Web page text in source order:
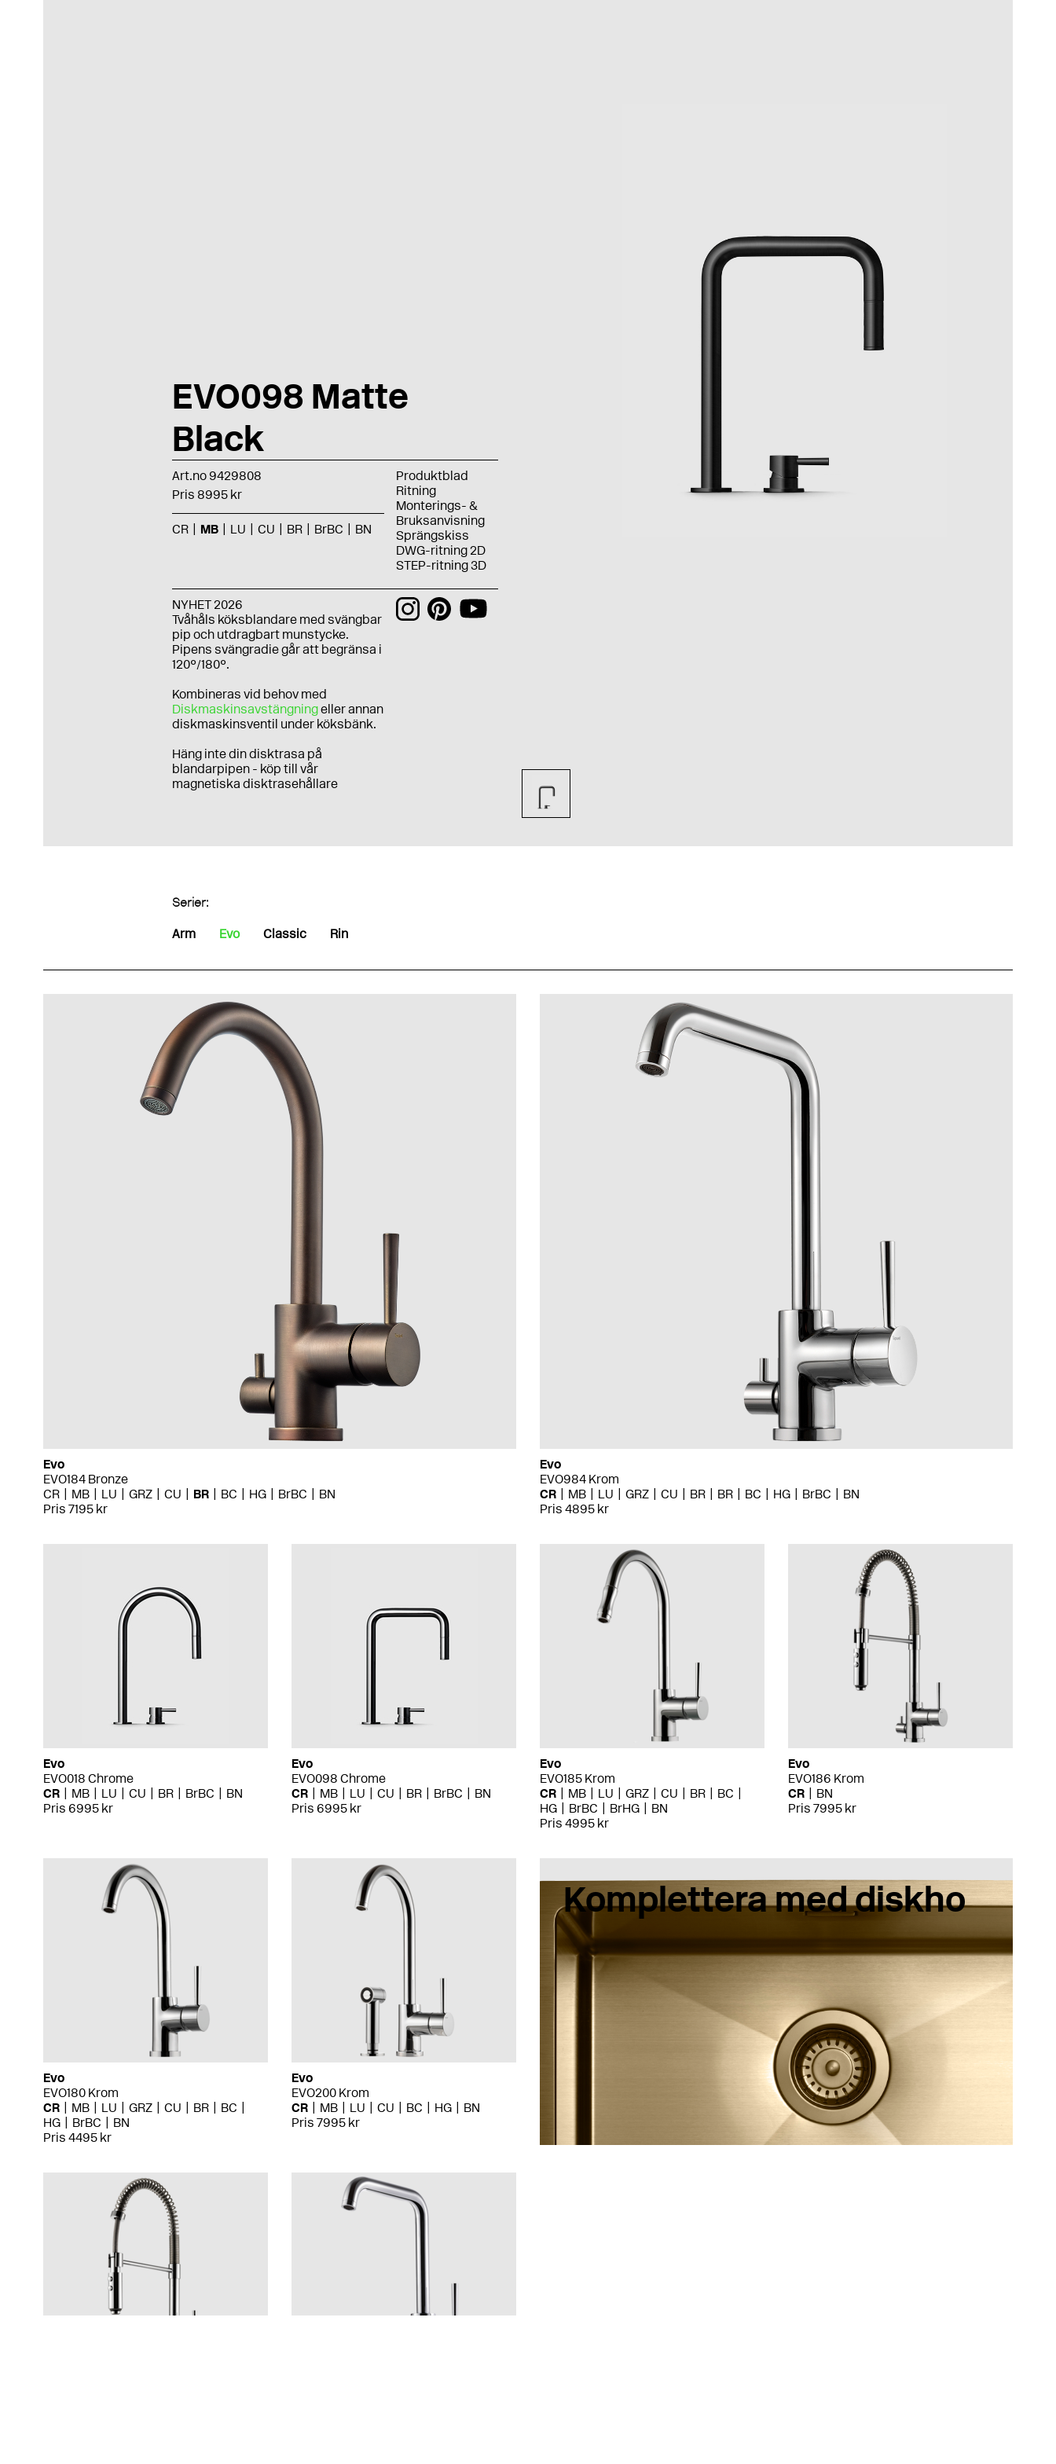
EVO098 Matte
Black
Art.no 9429808
Pris 8995 kr
CR MB LU CU BR BrBC BN
Produktblad
Ritning
Monterings- &
Bruksanvisning
Sprängskiss
DWG-ritning 2D
STEP-ritning 3D
NYHET 2026
Tvåhåls köksblandare med svängbar
pip och utdragbart munstycke.
Pipens svängradie går att begränsa i
120°/180°.
Kombineras vid behov med
Diskmaskinsavstängningeller annan
diskmaskinsventil under köksbänk.
Häng inte din disktrasa på
blandarpipen - köp till vår
magnetiska disktrasehållare
Serier:
Arm Evo Classic Rin
Evo
EVO184 Bronze
CR
MB LU GRZ CU BR BC HG BrBC
BN
Pris 7195 kr
Evo
EVO984 Krom
CR
MB LU GRZ CU BR BR BC HG BrBC
BN
Pris 4895 kr
Evo
EVO018 Chrome
CR
MB LU CU BR BrBC
BN
Pris 6995 kr
Evo
EVO098 Chrome
CR
MB LU CU BR BrBC
BN
Pris 6995 kr
Evo
EVO185 Krom
CR
MB LU GRZ CU BR
BC
HG
BrBC BrHG
BN
Pris 4995 kr
Evo
EVO186 Krom
CR
BN
Pris 7995 kr
Evo
EVO180 Krom
CR
MB LU GRZ CU BR
BC
HG
BrBC
BN
Pris 4495 kr
Evo
EVO200 Krom
CR
MB LU CU BC HG
BN
Pris 7995 kr
Komplettera med diskho